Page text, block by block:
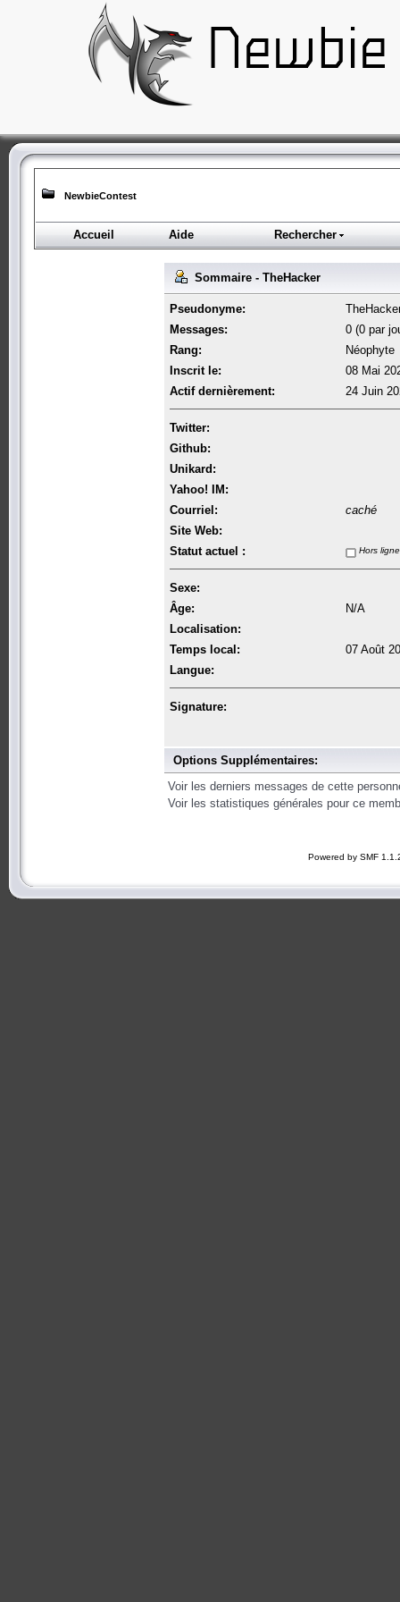
NewbieContest
Accueil Aide Rechercher
Sommaire - TheHacker
Pseudonyme:
Messages:
0 (0 par
Rang:
Néophyte
Inscrit le:
08 Mai
Actif dernièrement:
24 Juin
Twitter:
Github:
Unikard:
Yahoo! IM:
Courriel:
caché
Site Web:
Statut actuel :
Hors ligne
Sexe:
Âge:
N/A
Localisation:
Temps local:
07 Août
Langue:
Signature:
Options Supplémentaires:
Voir les derniers messages de cette
Voir les statistiques générales pour ce
Powered by SMF